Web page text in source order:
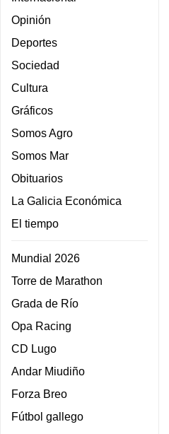
Opinión
Deportes
Sociedad
Cultura
Gráficos
Somos Agro
Somos Mar
Obituarios
La Galicia Económica
El tiempo
Mundial 2026
Torre de Marathon
Grada de Río
Opa Racing
CD Lugo
Andar Miudiño
Forza Breo
Fútbol gallego